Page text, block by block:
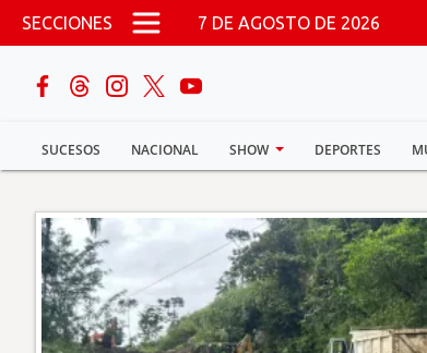
Pasar al contenido principal
SECCIONES 7 DE AGOSTO DE 2026
SUCESOS NACIONAL SHOW DEPORTES
buscar
Sucesos
Nacional
Política
Show